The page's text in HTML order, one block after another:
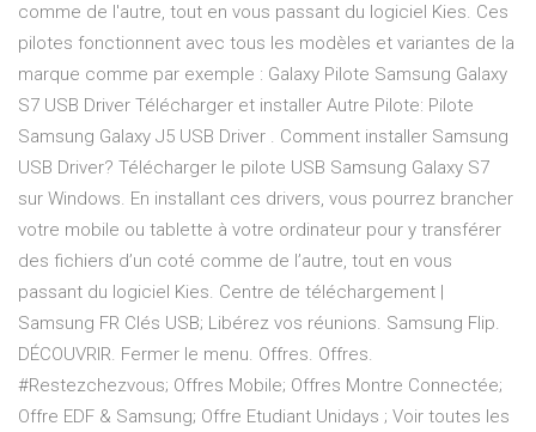
comme de l'autre, tout en vous passant du logiciel Kies. Ces
pilotes fonctionnent avec tous les modèles et variantes de la
marque comme par exemple : Galaxy Pilote Samsung Galaxy
S7 USB Driver Télécharger et installer Autre Pilote: Pilote
Samsung Galaxy J5 USB Driver . Comment installer Samsung
USB Driver? Télécharger le pilote USB Samsung Galaxy S7
sur Windows. En installant ces drivers, vous pourrez brancher
votre mobile ou tablette à votre ordinateur pour y transférer
des fichiers d’un coté comme de l’autre, tout en vous
passant du logiciel Kies. Centre de téléchargement |
Samsung FR Clés USB; Libérez vos réunions. Samsung Flip.
DÉCOUVRIR. Fermer le menu. Offres. Offres.
#Restezchezvous; Offres Mobile; Offres Montre Connectée;
Offre EDF & Samsung; Offre Etudiant Unidays ; Voir toutes les